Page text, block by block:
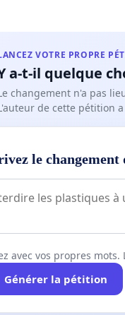
VOTRE PROPRE
a-t-il quelque
changement n'a pas
de cette pétition
le
avec vos propres
Générer la pétition